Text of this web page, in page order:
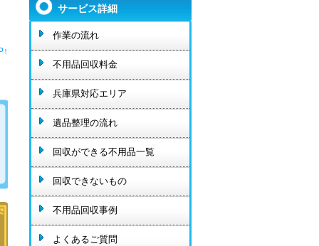
サービス詳細
作業の流れ
不用品回収料金
兵庫県対応エリア
遺品整理の流れ
回収ができる不用品一覧
回収できないもの
不用品回収事例
よくあるご質問